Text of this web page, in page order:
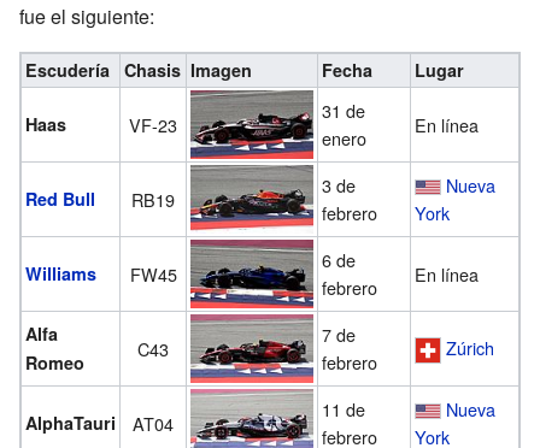
fue el siguiente:
Escudería Chasis Imagen Fecha Lugar
Haas VF-23
31 de
enero
En línea
Red Bull RB19
3 de
febrero
Nueva
York
Williams FW45
6 de
febrero
En línea
Alfa
Romeo
C43
7 de
febrero
Zúrich
AlphaTauri AT04
11 de
febrero
Nueva
York